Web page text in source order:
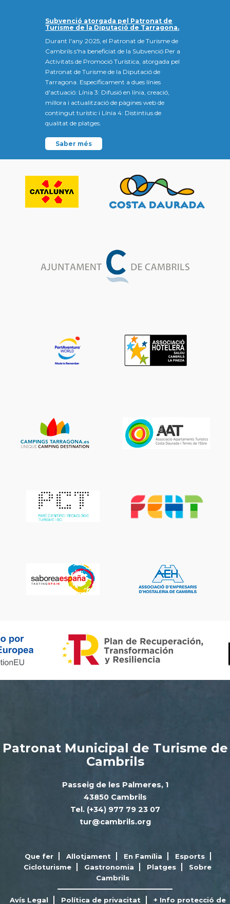
Subvenció atorgada pel Patronat de
Turisme de la Diputació de Tarragona.
Durant l'any 2025, el Patronat de Turisme de
Cambrils s'ha beneficiat de la Subvenció Per a
Activitats de Promoció Turística, atorgada pel
Patronat de Turisme de la Diputació de
Tarragona. Específicament a dues línies
d'actuació: Línia 3: Difusió en línia, creació,
millora i actualització de pàgines web de
contingut turístic i Línia 4: Distintius de
qualitat de platges.
Saber més
Patronat Municipal de Turisme de
Cambrils
Passeig de les Palmeres, 1
43850 Cambrils
Tel. (+34) 977 79 23 07
tur@cambrils.org
Que fer Allotjament En Família
Esports
Cicloturisme
Gastronomia Platges
Sobre
Cambrils
Avís Legal Política de privacitat + Info protecció de